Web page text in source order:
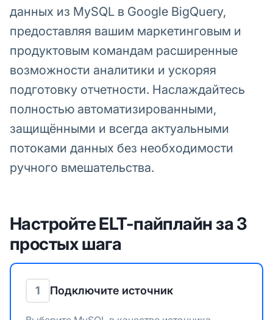
данных из MySQL в Google BigQuery,
предоставляя вашим маркетинговым и
продуктовым командам расширенные
возможности аналитики и ускоряя
подготовку отчетности. Наслаждайтесь
полностью автоматизированными,
защищёнными и всегда актуальными
потоками данных без необходимости
ручного вмешательства.
Настройте ELT-пайплайн за 3
простых шага
1 Подключите источник